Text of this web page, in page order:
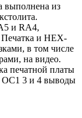
выполнена из
и RA4,
Печатка и НЕХ-
в том числе
на видео.
печатной платы
ОС1 3 и 4 выводы